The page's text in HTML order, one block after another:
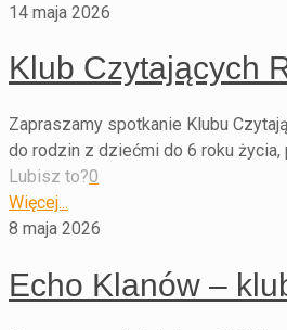
14 maja 2026
Klub Czytających
Zapraszamy spotkanie Klubu
do rodzin z dziećmi do 6 roku życia,
Lubisz to?0
Więcej...
8 maja 2026
Echo Klanów –